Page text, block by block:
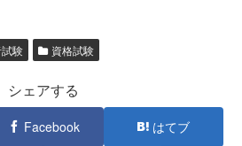
験 資格試験
シェアする
Facebook はてブ